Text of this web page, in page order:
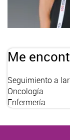
Me
Seguimiento a
Oncología
Enfermería